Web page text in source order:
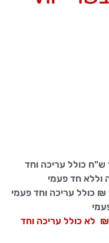
וחד
עלות לאדם 120 ₪ לא כולל עריכה וחד